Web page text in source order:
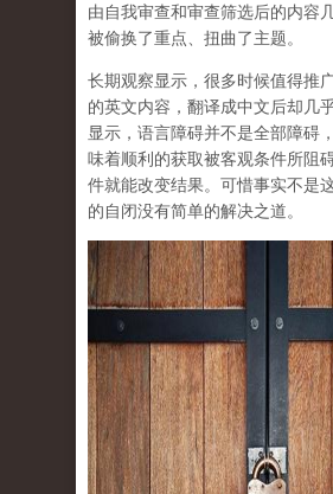
由自我审查和审查筛选后的内容
被偷换了重点、扭曲了主题。
长期观察显示，很多时候值得推
的英文内容，翻译成中文后却几
显示，语言障碍并不是全部障碍
味着顺利的获取被客观条件所阻
件就能改变结果。可惜事实不是
的自闭没有简单的解决之道。